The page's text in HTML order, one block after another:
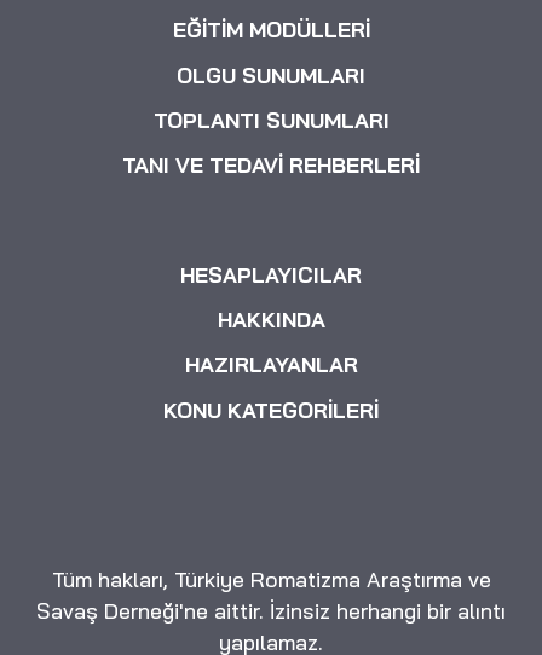
EĞİTİM MODÜLLERİ
OLGU SUNUMLARI
TOPLANTI SUNUMLARI
TANI VE TEDAVİ REHBERLERİ
HESAPLAYICILAR
HAKKINDA
HAZIRLAYANLAR
KONU KATEGORİLERİ
Tüm hakları, Türkiye Romatizma Araştırma ve
Savaş Derneği'ne aittir. İzinsiz herhangi bir alıntı
yapılamaz.